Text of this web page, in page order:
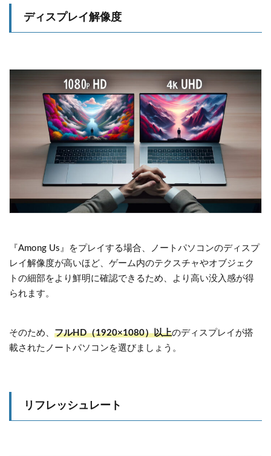
ディスプレイ解像度
『Among Us』をプレイする場合、ノートパソコンのディスプ
レイ解像度が高いほど、ゲーム内のテクスチャやオブジェク
トの細部をより鮮明に確認できるため、より高い没入感が得
られます。
そのため、 フルHD（1920×1080）以上のディスプレイが搭
載されたノートパソコンを選びましょう。
リフレッシュレート